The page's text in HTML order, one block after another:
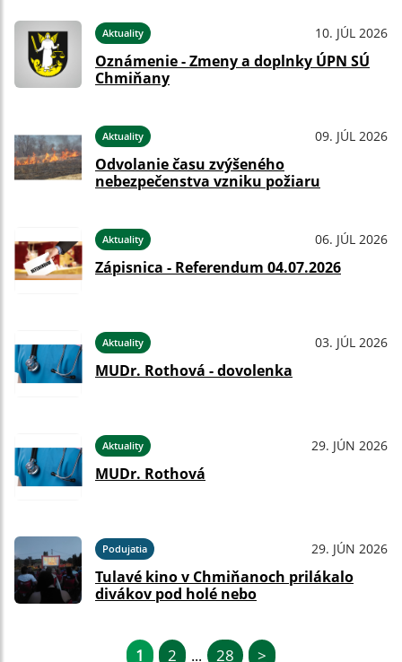
Aktuality 10. JÚL 2026
Oznámenie - Zmeny a doplnky ÚPN SÚ
Chmiňany
Aktuality 09. JÚL 2026
Odvolanie času zvýšeného
nebezpečenstva vzniku požiaru
Aktuality 06. JÚL 2026
Zápisnica - Referendum 04.07.2026
Aktuality 03. JÚL 2026
MUDr. Rothová - dovolenka
Aktuality 29. JÚN 2026
MUDr. Rothová
Podujatia 29. JÚN 2026
Tulavé kino v Chmiňanoch prilákalo
divákov pod holé nebo
1 2 ... 28 >